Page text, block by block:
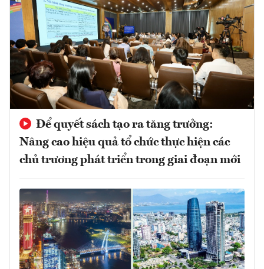
Để quyết sách tạo ra tăng trưởng:
Nâng cao hiệu quả tổ chức thực hiện các
chủ trương phát triển trong giai đoạn mới